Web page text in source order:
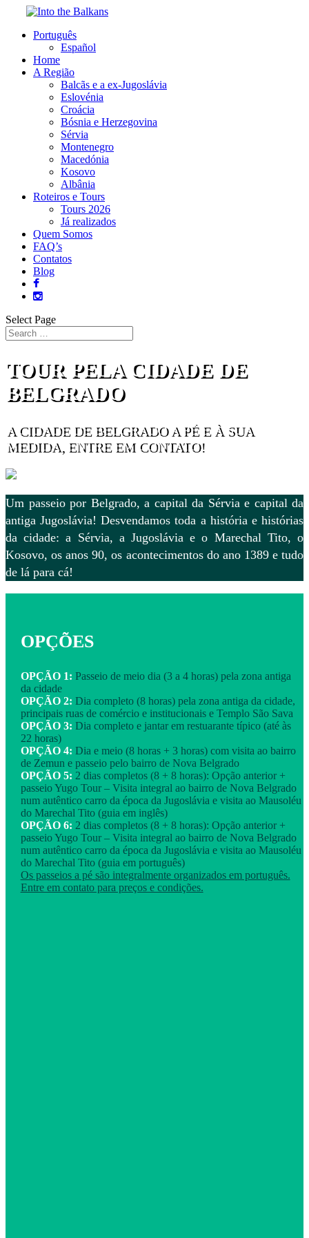
Português
Español
Home
A Região
Balcãs e a ex-Jugoslávia
Eslovénia
Croácia
Bósnia e Herzegovina
Sérvia
Montenegro
Macedónia
Kosovo
Albânia
Roteiros e Tours
Tours 2026
Já realizados
Quem Somos
FAQ’s
Contatos
Blog
Select Page
TOUR PELA CIDADE DE
BELGRADO
A CIDADE DE BELGRADO A PÉ E À SUA
MEDIDA, ENTRE EM CONTATO!
Um passeio por Belgrado, a capital da Sérvia e capital da
antiga Jugoslávia! Desvendamos toda a história e histórias
da cidade: a Sérvia, a Jugoslávia e o Marechal Tito, o
Kosovo, os anos 90, os acontecimentos do ano 1389 e tudo
de lá para cá!
OPÇÕES
OPÇÃO 1: Passeio de meio dia (3 a 4 horas) pela zona antiga
da cidade
OPÇÃO 2: Dia completo (8 horas) pela zona antiga da cidade,
principais ruas de comércio e institucionais e Templo São Sava
OPÇÃO 3: Dia completo e jantar em restuarante típico (até às
22 horas)
OPÇÃO 4: Dia e meio (8 horas + 3 horas) com visita ao bairro
de Zemun e passeio pelo bairro de Nova Belgrado
OPÇÃO 5: 2 dias completos (8 + 8 horas): Opção anterior +
passeio Yugo Tour – Visita integral ao bairro de Nova Belgrado
num autêntico carro da época da Jugoslávia e visita ao Mausoléu
do Marechal Tito (guia em inglês)
OPÇÃO 6: 2 dias completos (8 + 8 horas): Opção anterior +
passeio Yugo Tour – Visita integral ao bairro de Nova Belgrado
num autêntico carro da época da Jugoslávia e visita ao Mausoléu
do Marechal Tito (guia em português)
Os passeios a pé são integralmente organizados em português.
Entre em contato para preços e condições.